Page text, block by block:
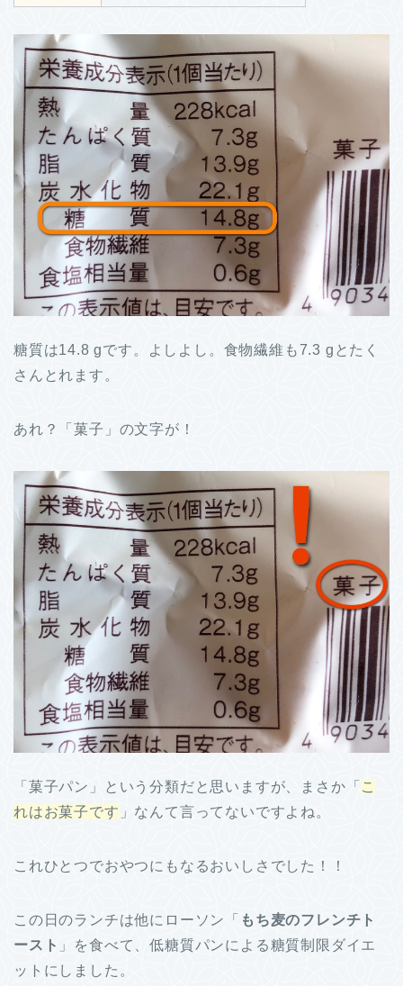
糖質は14.8 gです。よしよし。食物繊維も7.3 gとたく
さんとれます。
あれ？「菓子」の文字が！
「菓子パン」という分類だと思いますが、まさか「 こ
れはお菓子です 」なんて言ってないですよね。
これひとつでおやつにもなるおいしさでした！！
この日のランチは他にローソン「 もち麦のフレンチト
ースト 」を食べて、低糖質パンによる糖質制限ダイエ
ットにしました。